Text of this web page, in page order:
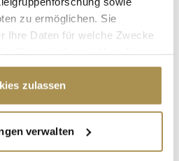
zu ermöglichen. Sie
Ihre Daten für welche Zwecke
Klicken auf das Privacy
widerrufen
Ihre geografische Lage
auf einige Meter genau sein
zulassen
verwalten